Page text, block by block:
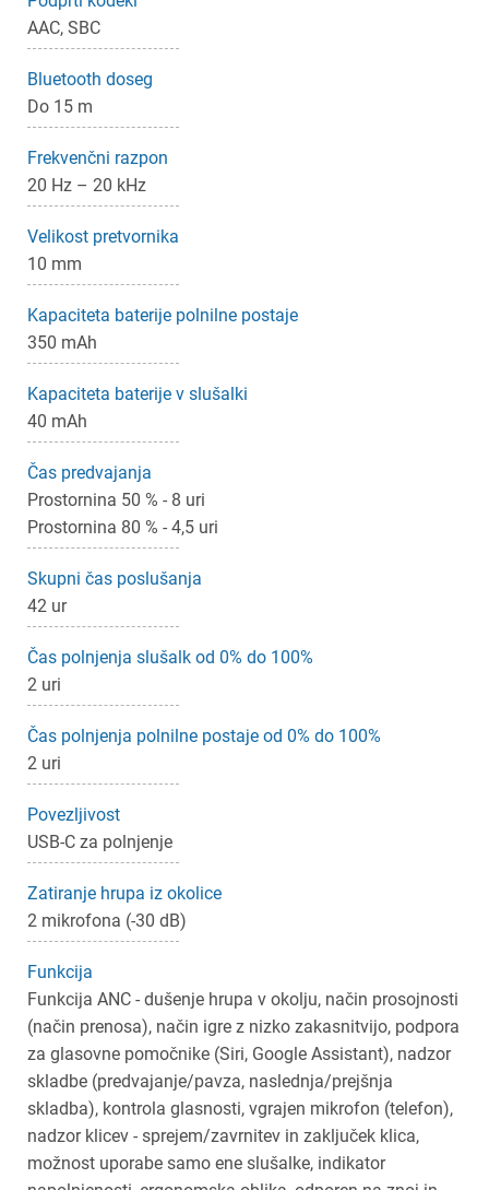
AAC, SBC
Bluetooth doseg
Do 15 m
Frekvenčni razpon
20 Hz – 20 kHz
Velikost pretvornika
10 mm
Kapaciteta baterije polnilne postaje
350 mAh
Kapaciteta baterije v slušalki
40 mAh
Čas predvajanja
Prostornina 50 % - 8 uri
Prostornina 80 % - 4,5 uri
Skupni čas poslušanja
42 ur
Čas polnjenja slušalk od 0% do 100%
2 uri
Čas polnjenja polnilne postaje od 0% do 100%
2 uri
Povezljivost
USB-C za polnjenje
Zatiranje hrupa iz okolice
2 mikrofona (-30 dB)
Funkcija
Funkcija ANC - dušenje hrupa v okolju, način prosojnosti
(način prenosa), način igre z nizko zakasnitvijo, podpora
za glasovne pomočnike (Siri, Google Assistant), nadzor
skladbe (predvajanje/pavza, naslednja/prejšnja
skladba), kontrola glasnosti, vgrajen mikrofon (telefon),
nadzor klicev - sprejem/zavrnitev in zaključek klica,
možnost uporabe samo ene slušalke, indikator
Prijava
Za dodajanje na seznam želja morate biti prijavljeni.
Prekliči